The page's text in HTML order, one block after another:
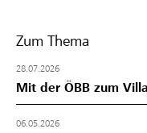
Zum Thema
28.07.2026
Mit der ÖBB zum
06.05.2026